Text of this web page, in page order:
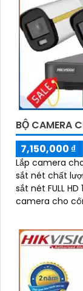
BỘ CAMERA
7,150,000 ₫
Lắp camera
sắt nét chất
sắt nét FULL
camera cho